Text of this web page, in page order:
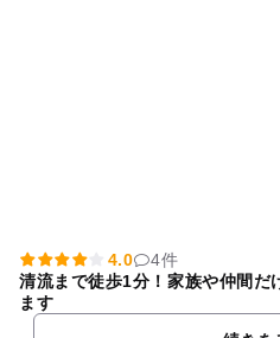
4.0
4件
清流まで徒歩1分！家族や仲間だ
ます